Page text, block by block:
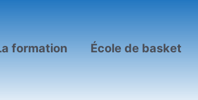
formation École de basket